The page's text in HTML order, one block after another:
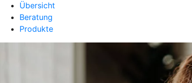
Übersicht
Beratung
Produkte